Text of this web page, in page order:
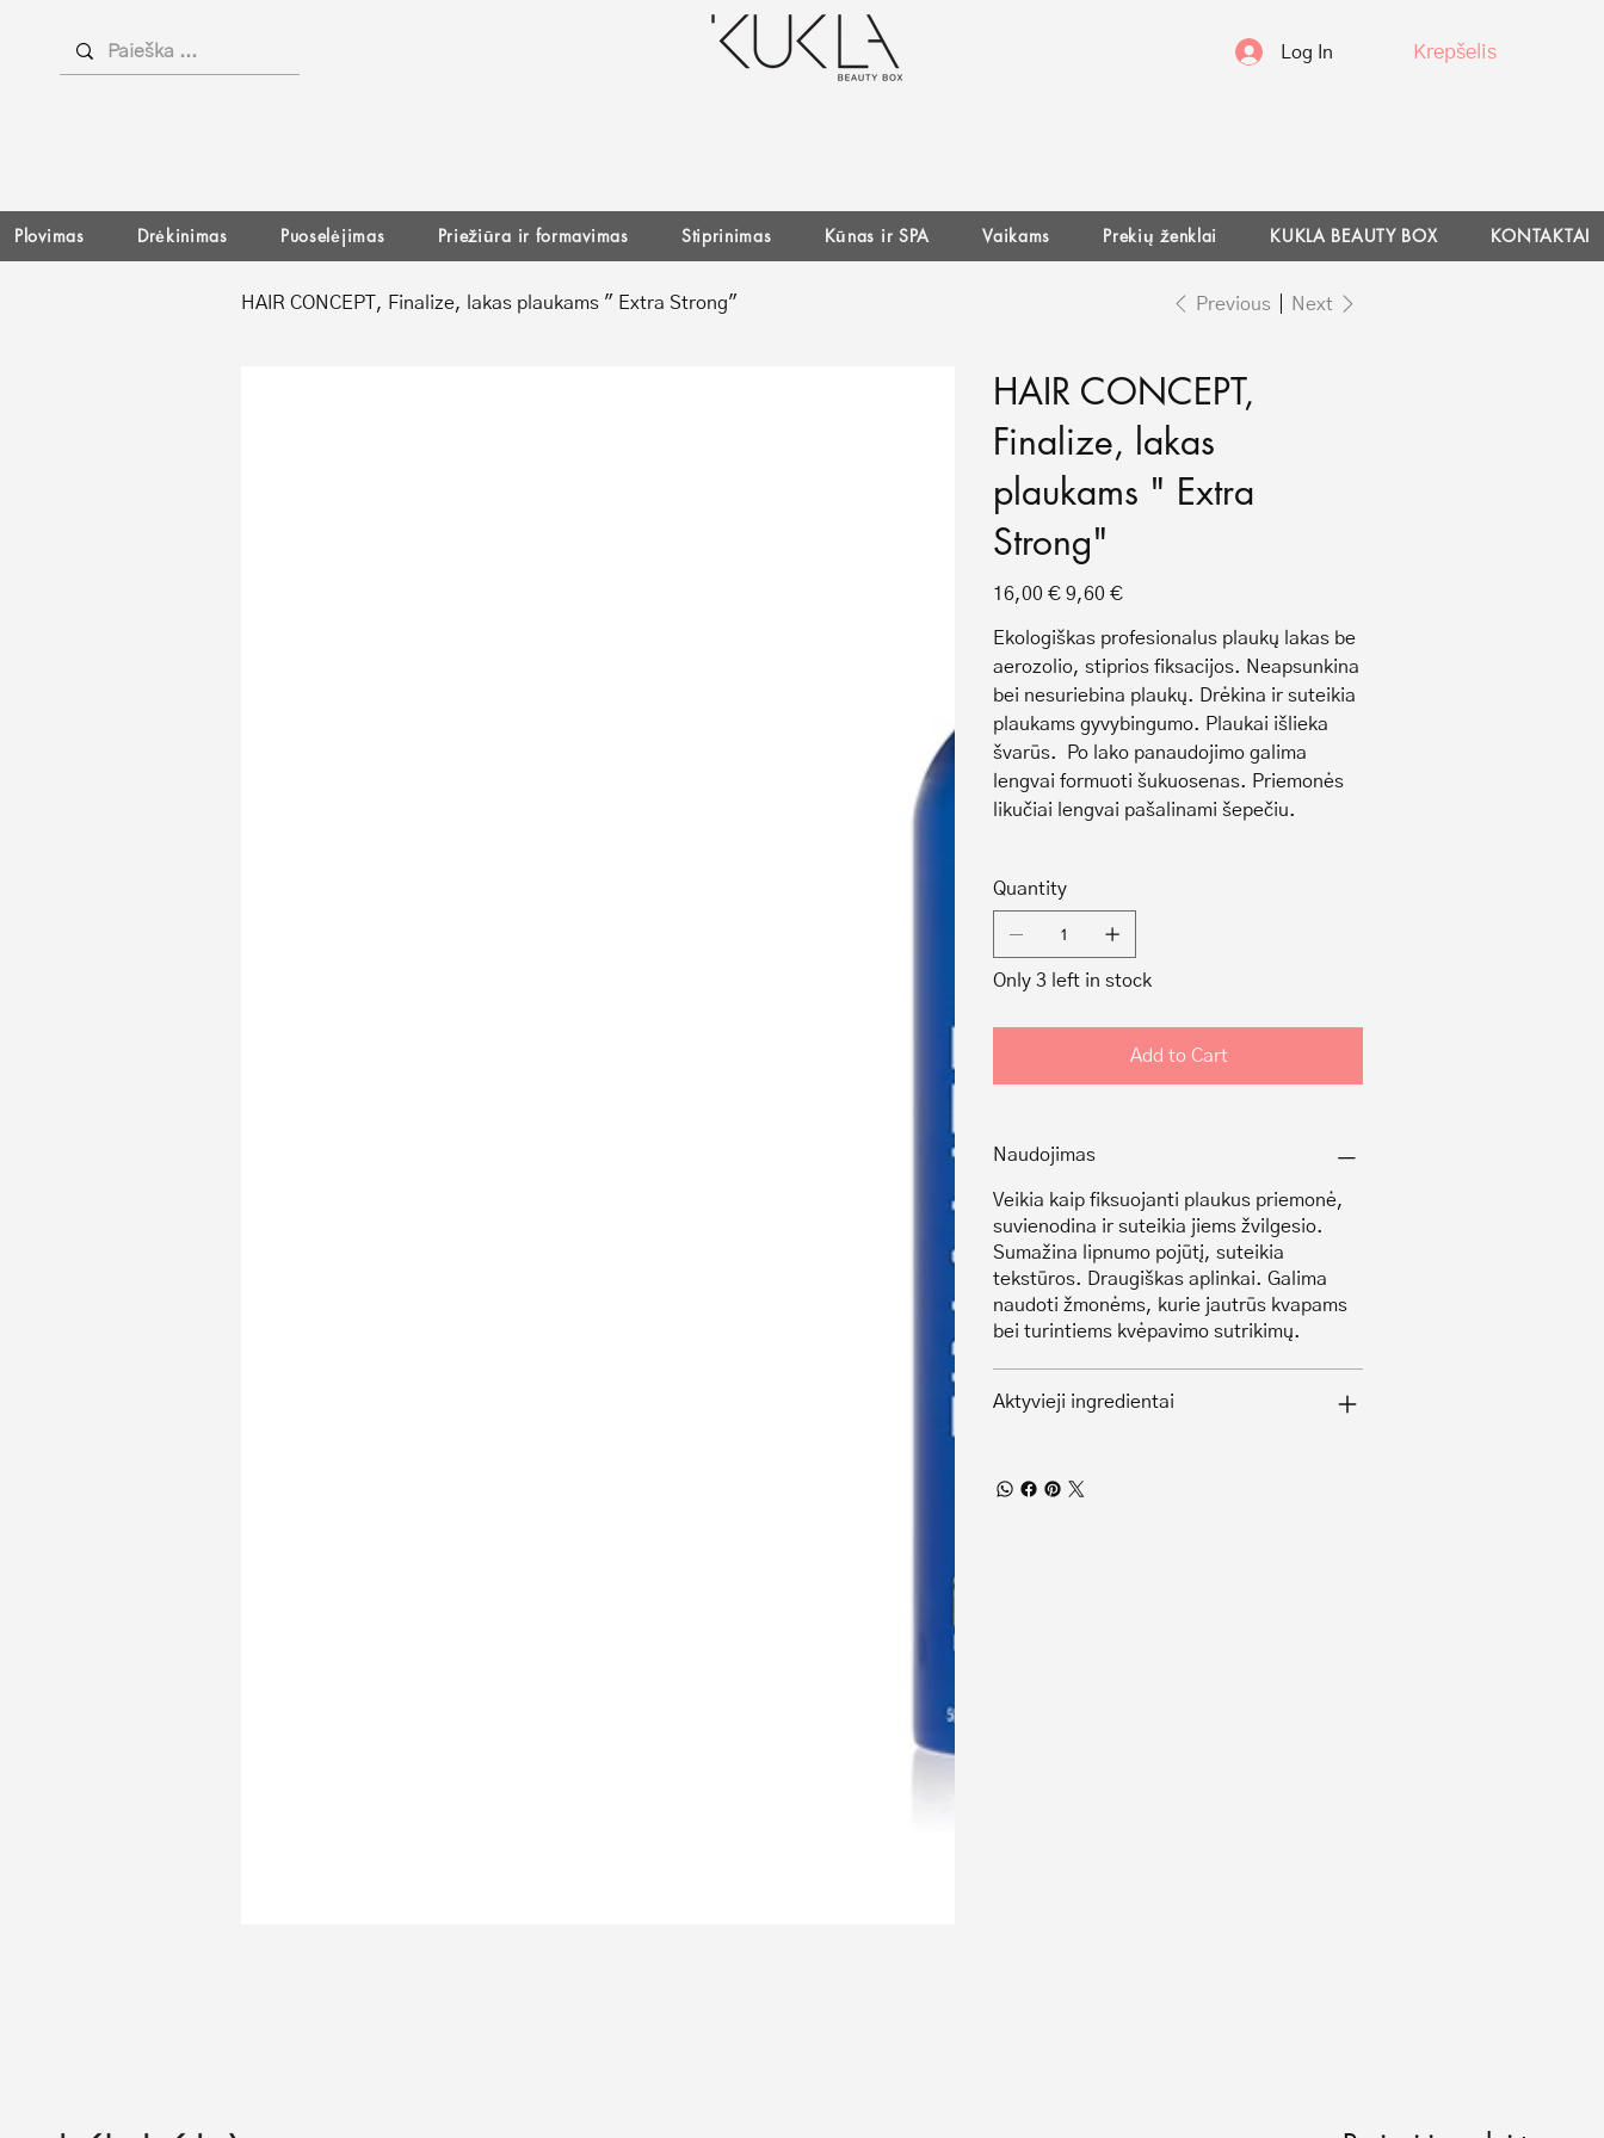
Log In Krepšelis
Plovimas Drėkinimas Puoselėjimas Priežiūra ir formavimas Stiprinimas Kūnas ir SPA Vaikams Prekių ženklai KUKLA BEAUTY BOX KONTAKTAI
HAIR CONCEPT, Finalize, lakas plaukams " Extra Strong" Previous Next
HAIR CONCEPT,
Finalize, lakas
plaukams " Extra
Strong"
Original
price
16,00 € Sale
price
9,60 €
Ekologiškas profesionalus plaukų lakas be
aerozolio, stiprios fiksacijos. Neapsunkina
bei nesuriebina plaukų. Drėkina ir suteikia
plaukams gyvybingumo. Plaukai išlieka
švarūs. Po lako panaudojimo galima
lengvai formuoti šukuosenas. Priemonės
likučiai lengvai pašalinami šepečiu.
Quantity
Only 3 left in stock
Add to Cart
Naudojimas
Veikia kaip fiksuojanti plaukus priemonė,
suvienodina ir suteikia jiems žvilgesio.
Sumažina lipnumo pojūtį, suteikia
tekstūros. Draugiškas aplinkai. Galima
naudoti žmonėms, kurie jautrūs kvapams
bei turintiems kvėpavimo sutrikimų.
Aktyvieji ingredientai